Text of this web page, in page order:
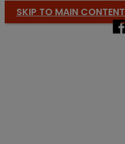
SKIP TO MAIN CONTENT